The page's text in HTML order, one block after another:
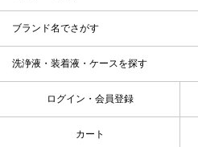
ブランド名でさがす
洗浄液・装着液・ケースを探す
ログイン・会員登録
カート